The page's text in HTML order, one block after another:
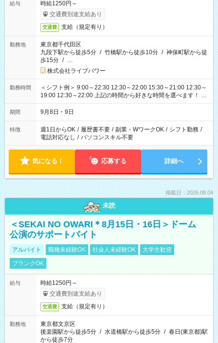
給与
時給1250円～
交通費別途支給あり
交通費 支給（規定有り）
勤務地
東京都千代田区
九段下駅から徒歩5分 / 竹橋駅から徒歩10分 / 神保町駅から徒
歩15分 / …
株式会社ライブパワー
勤務時間
＜シフト例＞ 9:00～22:30 12:30～22:00 15:30～21:00 12:30～
19:00 12:30～22:00 上記の時間から好きな時間を選べます！ ※
時間は変更となる可能性があります
期間 9月8日・9日
特徴 週1日からOK / 履歴書不要 / 副業・WワークOK / シフト勤務 /
電話対応なし / パソコンスキル不要
気になる！ 応募する 詳細へ
掲載日：2026.08.04
未読
＜SEKAI NO OWARI＊8月15日・16日＞ドーム
公演のサポートバイト
アルバイト 職種未経験OK 社会人未経験OK
大学生歓迎
ブランクOK
給与
時給1250円～
交通費別途支給あり
交通費 支給（規定有り）
勤務地
東京都文京区
後楽園駅から徒歩5分 / 水道橋駅から徒歩5分 / 春日(東京都)駅
から徒歩7分